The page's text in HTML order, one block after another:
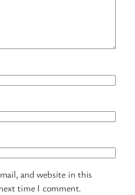
and website in this
time I comment.